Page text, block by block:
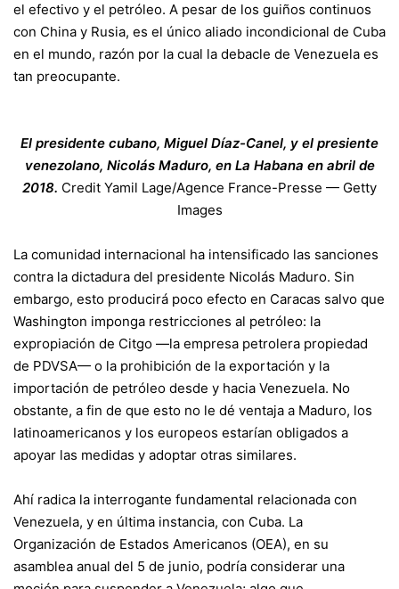
el efectivo y el petróleo. A pesar de los guiños continuos
con China y Rusia, es el único aliado incondicional de Cuba
en el mundo, razón por la cual la debacle de Venezuela es
tan preocupante.
El presidente cubano, Miguel Díaz-Canel, y el presiente
venezolano, Nicolás Maduro, en La Habana en abril de
2018. Credit Yamil Lage/Agence France-Presse — Getty
Images
La comunidad internacional ha intensificado las sanciones
contra la dictadura del presidente Nicolás Maduro. Sin
embargo, esto producirá poco efecto en Caracas salvo que
Washington imponga restricciones al petróleo: la
expropiación de Citgo —la empresa petrolera propiedad
de PDVSA— o la prohibición de la exportación y la
importación de petróleo desde y hacia Venezuela. No
obstante, a fin de que esto no le dé ventaja a Maduro, los
latinoamericanos y los europeos estarían obligados a
apoyar las medidas y adoptar otras similares.
Ahí radica la interrogante fundamental relacionada con
Venezuela, y en última instancia, con Cuba. La
Organización de Estados Americanos (OEA), en su
asamblea anual del 5 de junio, podría considerar una